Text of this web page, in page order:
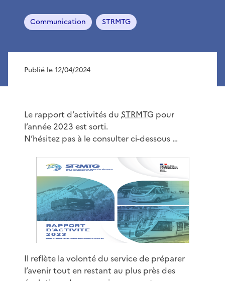
Communication STRMTG
Publié le 12/04/2024
Le rapport d’activités du STRMTG pour
l’année 2023 est sorti.
N’hésitez pas à le consulter ci-dessous …
Il reflète la volonté du service de préparer
l’avenir tout en restant au plus près des